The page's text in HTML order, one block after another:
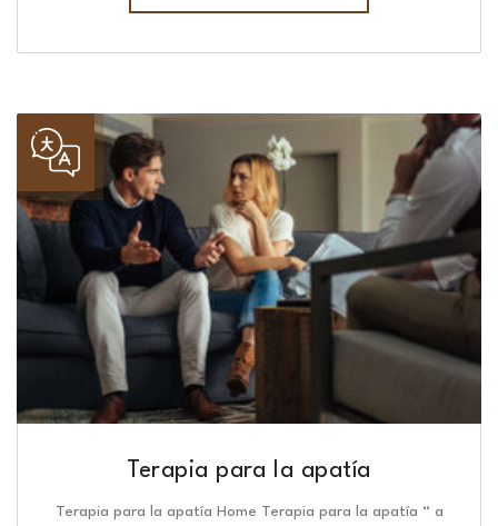
Terapia para la apatía
Terapia para la apatía Home Terapia para la apatía “ a